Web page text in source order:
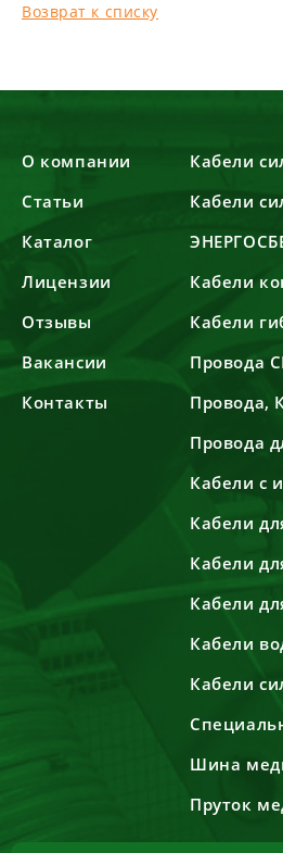
Возврат к списку
О компании
Статьи
Каталог
Лицензии
Отзывы
Вакансии
Контакты
Кабели
Кабели
Кабели
Кабели
Провода
Провода,
Провода
Кабели с
Кабели
Кабели
Кабели
Кабели
Кабели
Шина
Пруток